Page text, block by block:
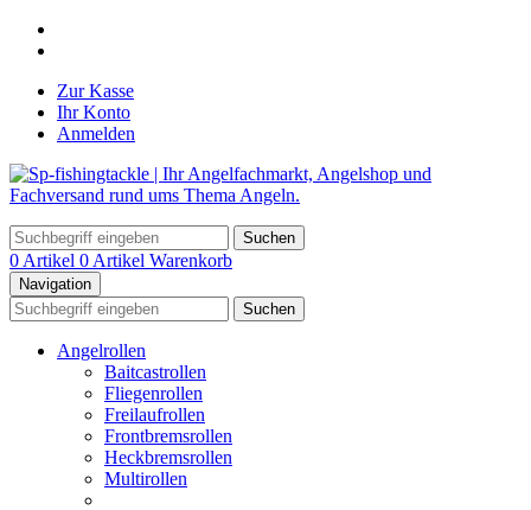
Zur Kasse
Ihr Konto
Anmelden
Suchen
0 Artikel 0 Artikel Warenkorb
Navigation
Suchen
Angelrollen
Baitcastrollen
Fliegenrollen
Freilaufrollen
Frontbremsrollen
Heckbremsrollen
Multirollen